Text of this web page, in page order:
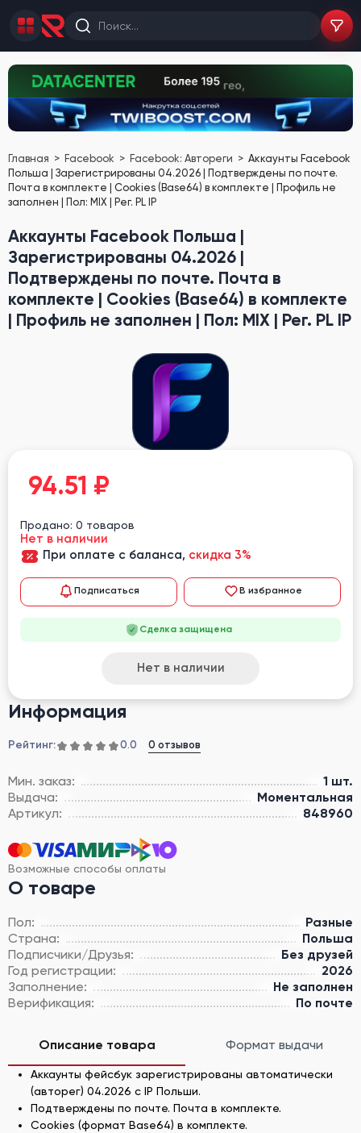
Главная Facebook Facebook: Автореги
Аккаунты Facebook
Польша | Зарегистрированы 04.2026 | Подтверждены по почте.
Почта в комплекте | Cookies (Base64) в комплекте | Профиль не
заполнен | Пол: MIX | Рег. PL IP
Аккаунты Facebook Польша |
Зарегистрированы 04.2026 |
Подтверждены по почте. Почта в
комплекте | Cookies (Base64) в комплекте
| Профиль не заполнен | Пол: MIX | Рег. PL IP
Информация
Рейтинг: 0.0 0 отзывов
Мин. заказ:
1 шт.
Выдача:
Моментальная
Артикул:
848960
Возможные способы оплаты
О товаре
Пол:
Разные
Страна:
Польша
Подписчики/Друзья:
Без друзей
Год регистрации:
2026
Заполнение:
Не заполнен
Верификация:
По почте
94.51 ₽
Продано: 0 товаров
Нет в наличии
При оплате с баланса, скидка 3%
Подписаться В избранное
Сделка защищена
Нет в наличии
Описание товара Формат выдачи
Аккаунты фейсбук зарегистрированы автоматически
(авторег) 04.2026 с IP Польши.
Подтверждены по почте. Почта в комплектe.
Cookies (формат Base64) в комплекте.